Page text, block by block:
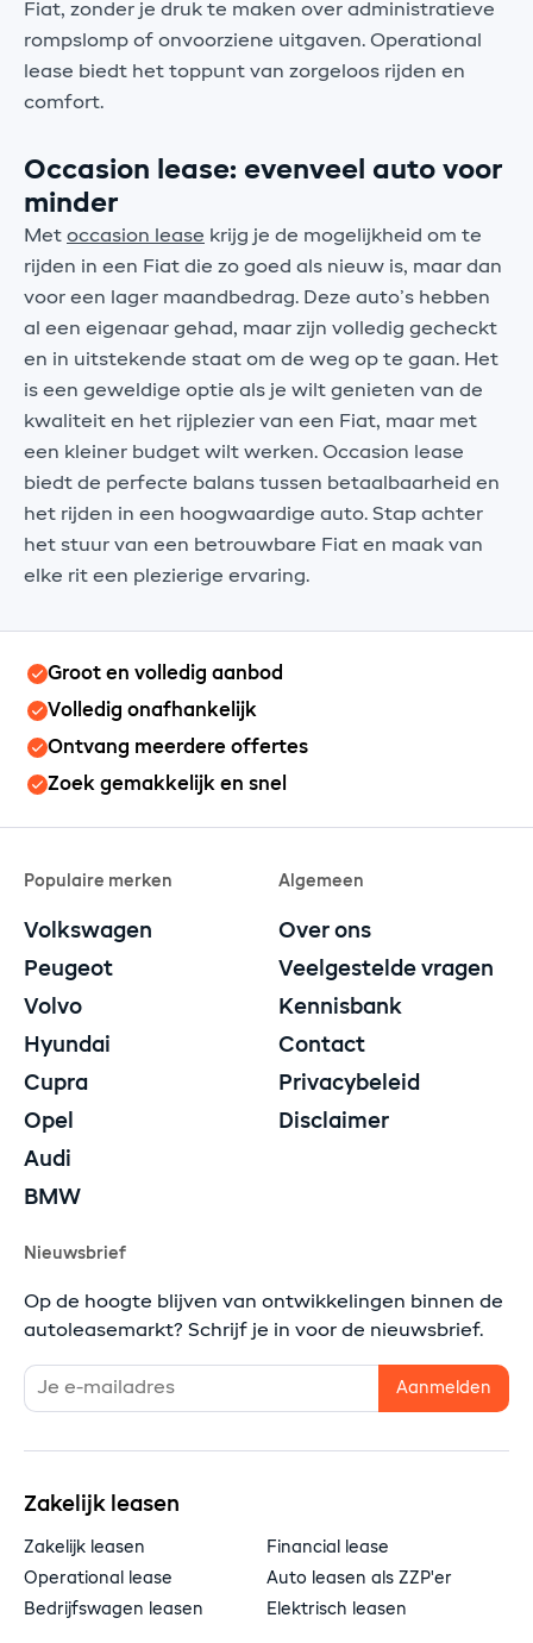
Fiat, zonder je druk te maken over administratieve
rompslomp of onvoorziene uitgaven. Operational
lease biedt het toppunt van zorgeloos rijden en
comfort.
Occasion lease: evenveel auto voor
minder
Met occasion lease krijg je de mogelijkheid om te
rijden in een Fiat die zo goed als nieuw is, maar dan
voor een lager maandbedrag. Deze auto’s hebben
al een eigenaar gehad, maar zijn volledig gecheckt
en in uitstekende staat om de weg op te gaan. Het
is een geweldige optie als je wilt genieten van de
kwaliteit en het rijplezier van een Fiat, maar met
een kleiner budget wilt werken. Occasion lease
biedt de perfecte balans tussen betaalbaarheid en
het rijden in een hoogwaardige auto. Stap achter
het stuur van een betrouwbare Fiat en maak van
elke rit een plezierige ervaring.
Groot en volledig aanbod
Volledig onafhankelijk
Ontvang meerdere offertes
Zoek gemakkelijk en snel
Populaire merken
Volkswagen
Peugeot
Volvo
Hyundai
Cupra
Opel
Audi
BMW
Algemeen
Over ons
Veelgestelde vragen
Kennisbank
Contact
Privacybeleid
Disclaimer
Nieuwsbrief
Op de hoogte blijven van ontwikkelingen binnen de
autoleasemarkt? Schrijf je in voor de nieuwsbrief.
Zakelijk leasen
Zakelijk leasen
Financial lease
Operational lease
Auto leasen als ZZP'er
Bedrijfswagen leasen
Elektrisch leasen